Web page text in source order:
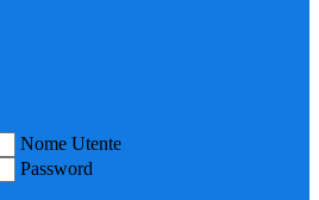
Nome Utente
Password